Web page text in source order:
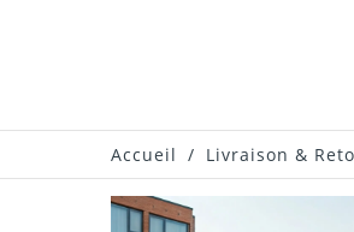
Accueil / Livraison &